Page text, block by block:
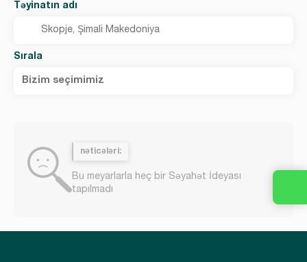
Təyinatın adı
Sırala
Bizim seçimimiz
nəticələri:
Bu meyarlarla heç bir Səyahət İdeyası
tapılmadı